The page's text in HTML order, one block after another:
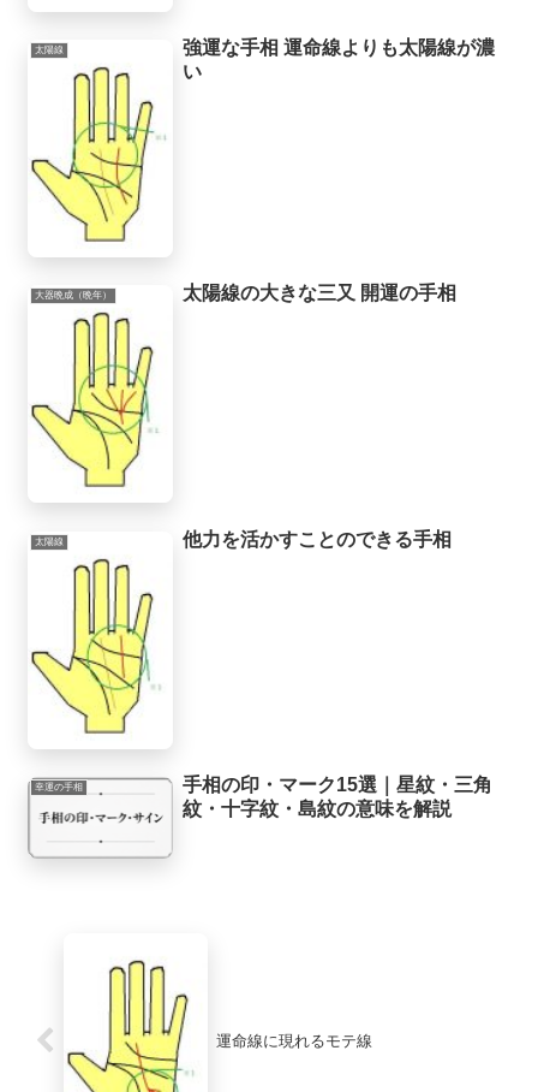
太陽線
強運な手相 運命線よりも太陽線が濃
い
大器晩成（晩年） 太陽線の大きな三又 開運の手相
太陽線 他力を活かすことのできる手相
幸運の手相
手相の印・マーク15選｜星紋・三角
紋・十字紋・島紋の意味を解説
運命線に現れるモテ線